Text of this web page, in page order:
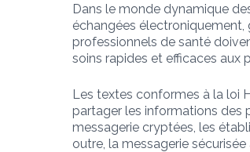
Dans le monde dynamique
échangées
professionnels de santé
soins rapides et efficaces aux
Les textes conformes à la loi
partager les informations des
messagerie cryptées, les
outre, la messagerie